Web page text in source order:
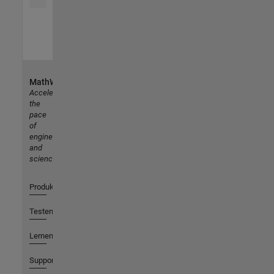
MathWorks
Accelerating
the
pace
of
engineering
and
science
Produkte
Testen oder Kaufen
Lernen
Support